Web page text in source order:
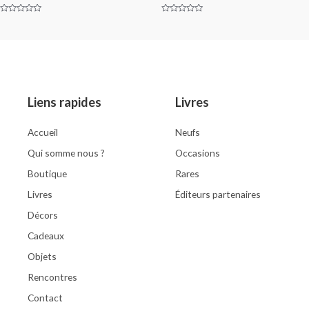
Liens rapides
Accueil
Qui somme nous ?
Boutique
Livres
Décors
Cadeaux
Objets
Rencontres
Contact
Livres
Neufs
Occasions
Rares
Éditeurs partenaires